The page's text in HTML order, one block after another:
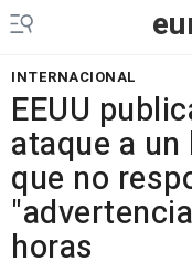
INTERNACIONAL
EEUU
ataque a
que no
horas